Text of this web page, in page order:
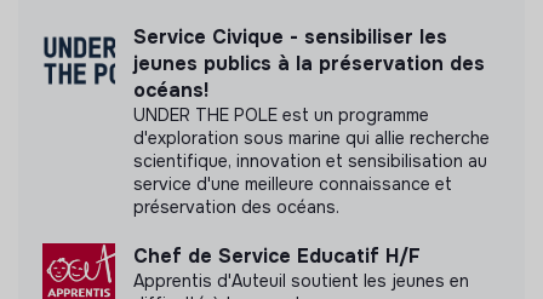
transparenceService Civique - sensibiliser les
jeunes publics à la préservation des
océans!
UNDER THE POLE est un programme
d'exploration sous marine qui allie recherche
scientifique, innovation et sensibilisation au
service d'une meilleure connaissance et
préservation des océans.
Chef de Service Educatif H/F
Apprentis d'Auteuil soutient les jeunes en